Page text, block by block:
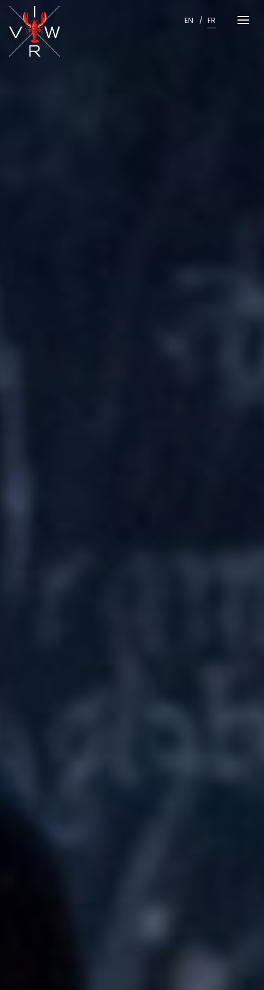
Skip
content
EN FR